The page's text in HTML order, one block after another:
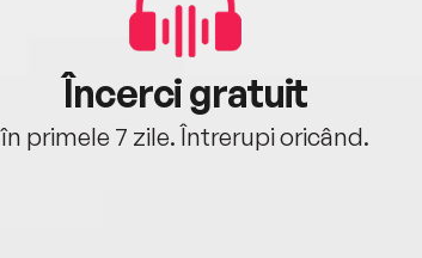
Încerci gratuit
în primele 7 zile. Întrerupi oricând.